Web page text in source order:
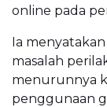
online pada
Ia
masalah
menurunnya
penggunaan